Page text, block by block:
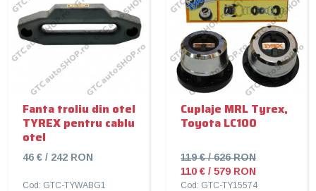
Fanta troliu din otel
TYREX pentru cablu
otel
46 € / 242 RON
Cod: GTC-TYWABG1
Cuplaje MRL Tyrex,
Toyota LC100
119 € / 626 RON
110 € / 579 RON
Cod: GTC-TY15574